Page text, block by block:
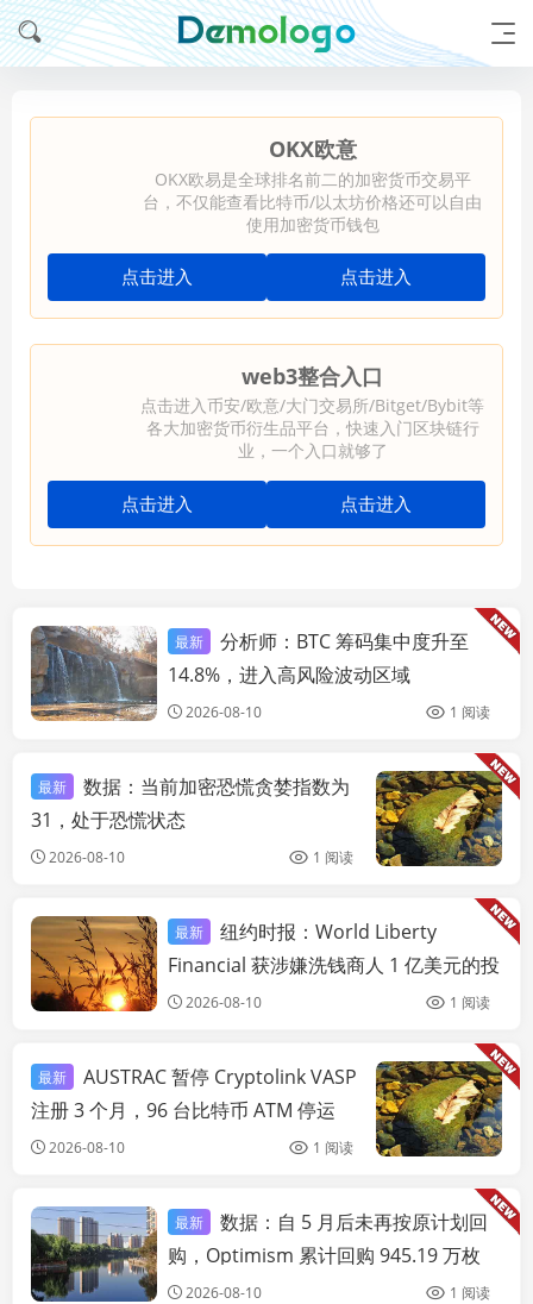
OKX欧意
OKX欧易是全球排名前二的加密货币交易平
台，不仅能查看比特币/以太坊价格还可以自由
使用加密货币钱包
点击进入 点击进入
web3整合入口
点击进入币安/欧意/大门交易所/Bitget/Bybit等
各大加密货币衍生品平台，快速入门区块链行
业，一个入口就够了
点击进入 点击进入
链快讯
最新
分析师：BTC 筹码集中度升至
14.8%，进入高风险波动区域
2026-08-10 1 阅读
最新
数据：当前加密恐慌贪婪指数为
31，处于恐慌状态
2026-08-10 1 阅读
链快讯
最新
纽约时报：World Liberty
Financial 获涉嫌洗钱商人 1 亿美元的投
资2026-08-10 1 阅读
最新
AUSTRAC 暂停 Cryptolink VASP
注册 3 个月，96 台比特币 ATM 停运
2026-08-10 1 阅读
链快讯
最新
数据：自 5 月后未再按原计划回
购，Optimism 累计回购 945.19 万枚
OP2026-08-10 1 阅读